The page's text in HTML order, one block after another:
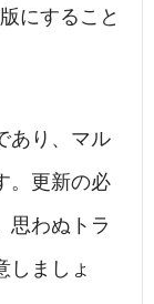
にすること
あり、マル
。更新の必
思わぬトラ
しましょ